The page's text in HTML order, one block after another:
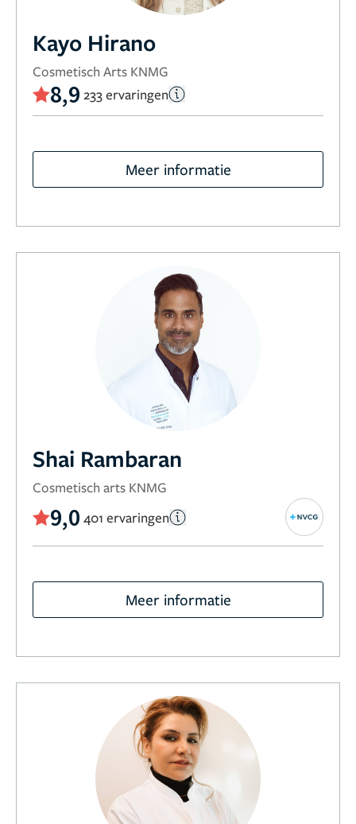
Kayo Hirano
Cosmetisch Arts KNMG
8,9 233 ervaringen
Meer informatie
Shai Rambaran
Cosmetisch arts KNMG
9,0 401 ervaringen
Meer informatie